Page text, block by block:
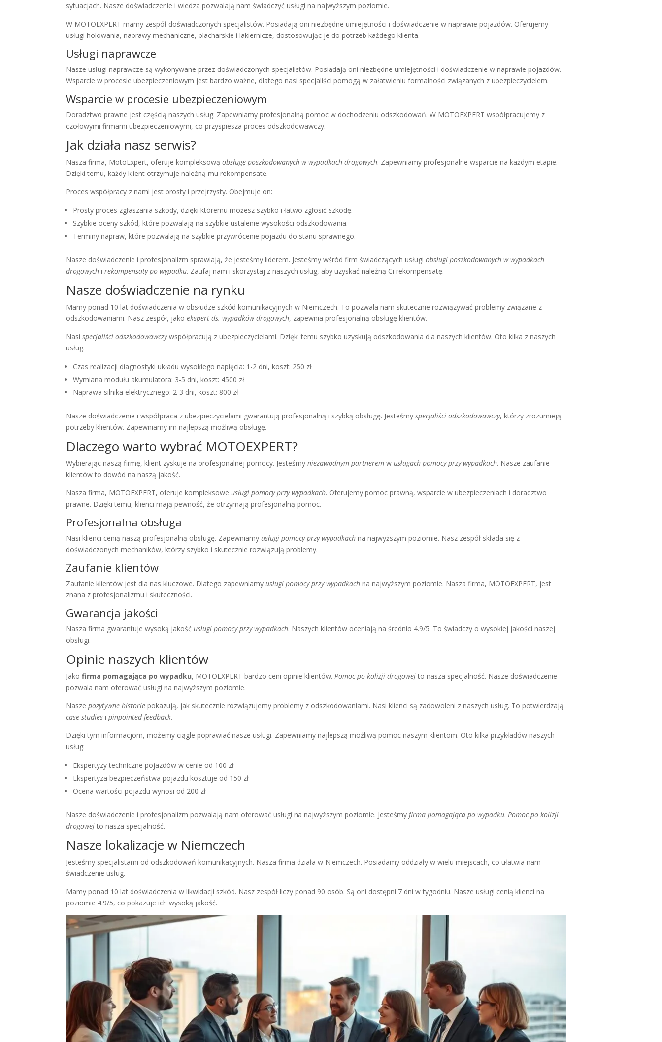
sytuacjach. Nasze doświadczenie i wiedza pozwalają nam świadczyć usługi na najwyższym poziomie.
W MOTOEXPERT mamy zespół doświadczonych specjalistów. Posiadają oni niezbędne umiejętności i doświadczenie w naprawie pojazdów. Oferujemy
usługi holowania, naprawy mechaniczne, blacharskie i lakiernicze, dostosowując je do potrzeb każdego klienta.
Usługi naprawcze
Nasze usługi naprawcze są wykonywane przez doświadczonych specjalistów. Posiadają oni niezbędne umiejętności i doświadczenie w naprawie pojazdów.
Wsparcie w procesie ubezpieczeniowym jest bardzo ważne, dlatego nasi specjaliści pomogą w załatwieniu formalności związanych z ubezpieczycielem.
Wsparcie w procesie ubezpieczeniowym
Doradztwo prawne jest częścią naszych usług. Zapewniamy profesjonalną pomoc w dochodzeniu odszkodowań. W MOTOEXPERT współpracujemy z
czołowymi firmami ubezpieczeniowymi, co przyspiesza proces odszkodowawczy.
Jak działa nasz serwis?
Nasza firma, MotoExpert, oferuje kompleksowąobsługę poszkodowanych w wypadkach drogowych. Zapewniamy profesjonalne wsparcie na każdym etapie.
Dzięki temu, każdy klient otrzymuje należną mu rekompensatę.
Proces współpracy z nami jest prosty i przejrzysty. Obejmuje on:
Prosty proces zgłaszania szkody, dzięki któremu możesz szybko i łatwo zgłosić szkodę.
Szybkie oceny szkód, które pozwalają na szybkie ustalenie wysokości odszkodowania.
Terminy napraw, które pozwalają na szybkie przywrócenie pojazdu do stanu sprawnego.
Nasze doświadczenie i profesjonalizm sprawiają, że jesteśmy liderem. Jesteśmy wśród firm świadczących usługiobsługi poszkodowanych w wypadkach
drogowych irekompensaty po wypadku. Zaufaj nam i skorzystaj z naszych usług, aby uzyskać należną Ci rekompensatę.
Nasze doświadczenie na rynku
Mamy ponad 10 lat doświadczenia w obsłudze szkód komunikacyjnych w Niemczech. To pozwala nam skutecznie rozwiązywać problemy związane z
odszkodowaniami. Nasz zespół, jakoekspert ds. wypadków drogowych, zapewnia profesjonalną obsługę klientów.
Nasispecjaliści odszkodowawczywspółpracują z ubezpieczycielami. Dzięki temu szybko uzyskują odszkodowania dla naszych klientów. Oto kilka z naszych
usług:
Czas realizacji diagnostyki układu wysokiego napięcia: 1-2 dni, koszt: 250 zł
Wymiana modułu akumulatora: 3-5 dni, koszt: 4500 zł
Naprawa silnika elektrycznego: 2-3 dni, koszt: 800 zł
Nasze doświadczenie i współpraca z ubezpieczycielami gwarantują profesjonalną i szybką obsługę. Jesteśmyspecjaliści odszkodowawczy, którzy zrozumieją
potrzeby klientów. Zapewniamy im najlepszą możliwą obsługę.
Dlaczego warto wybrać MOTOEXPERT?
Wybierając naszą firmę, klient zyskuje na profesjonalnej pomocy. Jesteśmyniezawodnym partnerem wusługach pomocy przy wypadkach. Nasze zaufanie
klientów to dowód na naszą jakość.
Nasza firma, MOTOEXPERT, oferuje kompleksoweusługi pomocy przy wypadkach. Oferujemy pomoc prawną, wsparcie w ubezpieczeniach i doradztwo
prawne. Dzięki temu, klienci mają pewność, że otrzymają profesjonalną pomoc.
Profesjonalna obsługa
Nasi klienci cenią naszą profesjonalną obsługę. Zapewniamyusługi pomocy przy wypadkach na najwyższym poziomie. Nasz zespół składa się z
doświadczonych mechaników, którzy szybko i skutecznie rozwiązują problemy.
Zaufanie klientów
Zaufanie klientów jest dla nas kluczowe. Dlatego zapewniamyusługi pomocy przy wypadkach na najwyższym poziomie. Nasza firma, MOTOEXPERT, jest
znana z profesjonalizmu i skuteczności.
Gwarancja jakości
Nasza firma gwarantuje wysoką jakośćusługi pomocy przy wypadkach. Naszych klientów oceniają na średnio 4.9/5. To świadczy o wysokiej jakości naszej
obsługi.
Opinie naszych klientów
Jakofirma pomagająca po wypadku, MOTOEXPERT bardzo ceni opinie klientów.Pomoc po kolizji drogowejto nasza specjalność. Nasze doświadczenie
pozwala nam oferować usługi na najwyższym poziomie.
Naszepozytywne historie pokazują, jak skutecznie rozwiązujemy problemy z odszkodowaniami. Nasi klienci są zadowoleni z naszych usług. To potwierdzają
case studies ipinpointed feedback.
Dzięki tym informacjom, możemy ciągle poprawiać nasze usługi. Zapewniamy najlepszą możliwą pomoc naszym klientom. Oto kilka przykładów naszych
usług:
Ekspertyzy techniczne pojazdów w cenie od 100 zł
Ekspertyza bezpieczeństwa pojazdu kosztuje od 150 zł
Ocena wartości pojazdu wynosi od 200 zł
Nasze doświadczenie i profesjonalizm pozwalają nam oferować usługi na najwyższym poziomie. Jesteśmyfirma pomagająca po wypadku.Pomoc po kolizji
drogowejto nasza specjalność.
Nasze lokalizacje w Niemczech
Jesteśmy specjalistami od odszkodowań komunikacyjnych. Nasza firma działa w Niemczech. Posiadamy oddziały w wielu miejscach, co ułatwia nam
świadczenie usług.
Mamy ponad 10 lat doświadczenia w likwidacji szkód. Nasz zespół liczy ponad 90 osób. Są oni dostępni 7 dni w tygodniu. Nasze usługi cenią klienci na
poziomie 4.9/5, co pokazuje ich wysoką jakość.